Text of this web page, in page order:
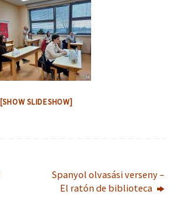
[SHOW SLIDESHOW]
Spanyol olvasási verseny –
El ratón de biblioteca